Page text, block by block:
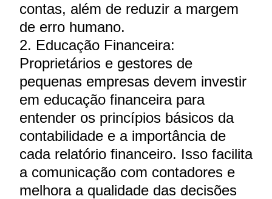
contas, além de reduzir a margem
de erro humano.
2. Educação Financeira:
Proprietários e gestores de
pequenas empresas devem investir
em educação financeira para
entender os princípios básicos da
contabilidade e a importância de
cada relatório financeiro. Isso facilita
a comunicação com contadores e
melhora a qualidade das decisões